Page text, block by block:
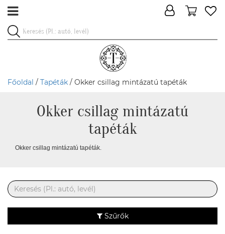
Főoldal / Tapéták / Okker csillag mintázatú tapéták
Okker csillag mintázatú
tapéták
Okker csillag mintázatú tapéták.
Szűrők